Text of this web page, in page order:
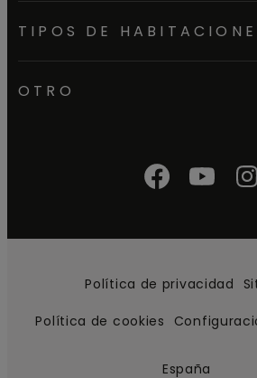
TIPOS DE
OTRO
Política de privacidad
Política de cookies
España